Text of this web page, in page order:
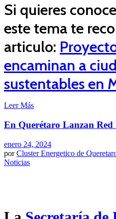
Si quieres
este tema te
articulo:
encaminan a
sustentables en
Leer Más
En Querétaro Lanzan Red
enero 24, 2024
por Cluster Energetico de
Noticias